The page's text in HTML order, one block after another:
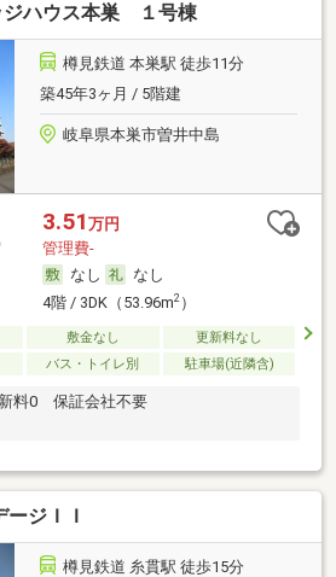
ジハウス本巣 １号棟
樽見鉄道 本巣駅 徒歩11分
築45年3ヶ月 / 5階建
岐阜県本巣市曽井中島
3.51 万円
管理費-
なし
なし
4階 / 3DK（53.96m2）
敷金なし
更新料なし
バス・トイレ別 駐車場(近隣含)
料0 保証会社不要
ージＩＩ
樽見鉄道 糸貫駅 徒歩15分